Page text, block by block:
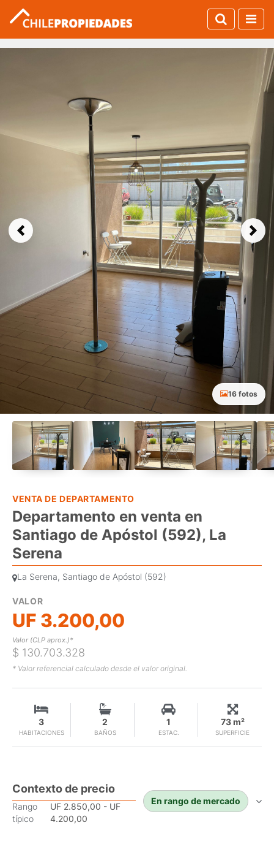
Previous Next
16 fotos
VENTA DE DEPARTAMENTO
Departamento en venta en
Santiago de Apóstol (592), La
Serena
La Serena, Santiago de Apóstol (592)
VALOR
UF 3.200,00
Valor (CLP aprox.)*
$ 130.703.328
* Valor referencial calculado desde el valor original.
HABITACIONES
3
BAÑOS
2
ESTAC.
1
SUPERFICIE
73 m²
Contexto de precio
Rango
típico
UF 2.850,00 - UF
4.200,00
En rango de mercado